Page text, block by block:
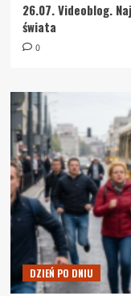
26.07. Videoblog.
świata
0
DZIEŃ PO DNIU